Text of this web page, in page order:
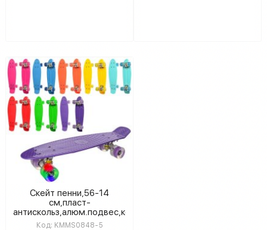
Скейт пенни,56-14
см,пласт-
антискольз,алюм.подвес,колесаПУ,св,подшABCE-
7 KMMS0848-5
Код: KMMS0848-5